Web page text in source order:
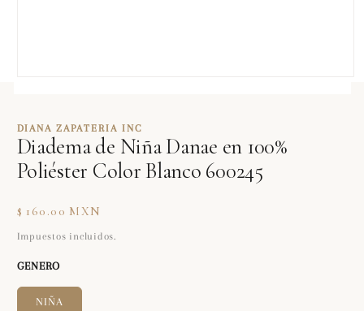
en
una
ventana
modal
DIANA ZAPATERIA INC
Diadema de Niña Danae en 100%
Poliéster Color Blanco 600245
Precio
habitual
$ 160.00 MXN
Impuestos incluidos.
GENERO
NIÑA